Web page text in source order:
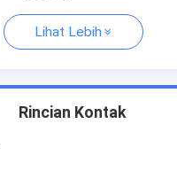
Lihat Lebih
Rincian Kontak